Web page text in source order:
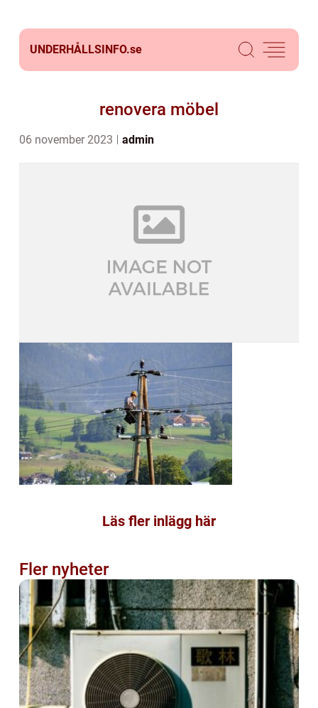
UNDERHÅLLSINFO.se
renovera möbel
06 november 2023 admin
Läs fler inlägg här
Fler nyheter